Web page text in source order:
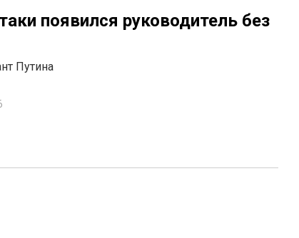
появился руководитель без
Путина